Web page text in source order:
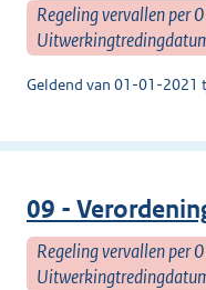
Regeling vervallen per
Geldend van 01-01-2021
09 -
Regeling vervallen